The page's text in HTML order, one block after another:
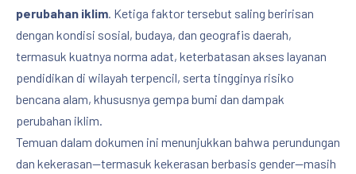
perubahan iklim. Ketiga faktor tersebut saling beririsan
dengan kondisi sosial, budaya, dan geografis daerah,
termasuk kuatnya norma adat, keterbatasan akses layanan
pendidikan di wilayah terpencil, serta tingginya risiko
bencana alam, khususnya gempa bumi dan dampak
perubahan iklim.
Temuan dalam dokumen ini menunjukkan bahwa perundungan
dan kekerasan—termasuk kekerasan berbasis gender—masih